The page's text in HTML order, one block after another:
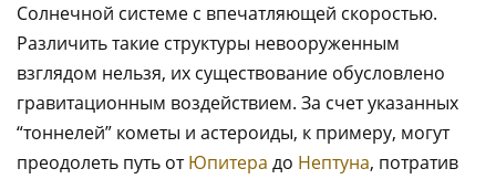
Солнечной системе с впечатляющей скоростью.
Различить такие структуры невооруженным
взглядом нельзя, их существование обусловлено
гравитационным воздействием. За счет указанных
“тоннелей” кометы и астероиды, к примеру, могут
преодолеть путь отЮпитера до Нептуна, потратив